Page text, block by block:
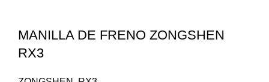
MANILLA DE FRENO ZONGSHEN
RX3